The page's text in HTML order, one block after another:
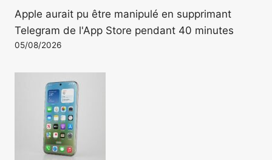
Apple aurait pu être manipulé en supprimant
Telegram de l'App Store pendant 40 minutes
05/08/2026